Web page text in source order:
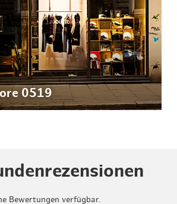
0519
Bewertungen verfügbar.